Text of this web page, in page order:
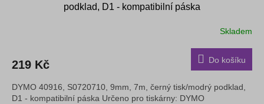
podklad, D1 - kompatibilní páska
Skladem
219 Kč Do košíku
DYMO 40916, S0720710, 9mm, 7m, černý tisk/modrý podklad,
D1 - kompatibilní páska Určeno pro tiskárny: DYMO